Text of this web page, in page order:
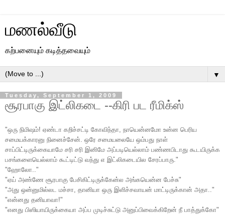
மணல்வீடு
கற்பனையும் கடித்தவையும்
▼
Tuesday, September 1, 2009
சூரபாகு இட்லிகடை --கிரி பட ரீமிக்ஸ்
"ஒரு நிமிஷம்! ஏண்டா கறிச்சட்டி கோவிந்தா, நாயென்னமோ உன்ன பெரிய
சமையக்காரனு நினைச்சேன். ஒரே சமையலையே ஒம்பது நாள்
சாப்பிட்டிருக்கையாமே சரி சரி இனிமே அப்படியெல்லாம் பண்ணபிடாது கூடயிருக்க
பசங்களையெல்லாம் கூட்டிட்டு வந்து எ இட்லிகடையில சேரப்பாரு."
"ஹோலோ.."
"ஏய் அண்ணே சூரபாகு பேசிகிட்டிருக்கேன்ல அங்கயென்ன பேச்சு"
"அது ஒன்னுமில்லட மச்சா, தானியா ஒரு இளிச்சவாயன் மாட்டிருக்கான் அதா.."
"என்னது தனியாவா!"
"எனது பிஸியாயிருக்கையா அப்ப முடிச்சுட்டு அனுப்பிவைக்கிறேன் நீ பாத்துக்கோ"